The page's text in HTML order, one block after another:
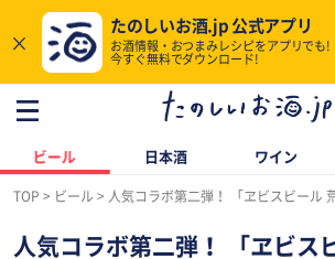
×
たのしいお酒.jp 公式アプリ
お酒情報・おつまみレシピをアプリでも!
今すぐ無料でダウンロード!
ビール 日本酒 ワイン
TOP ビール 人気コラボ第二弾！ 「ヱビスビール 荒木飛呂彦描き下ろしデ
人気コラボ第二弾！ 「ヱビス